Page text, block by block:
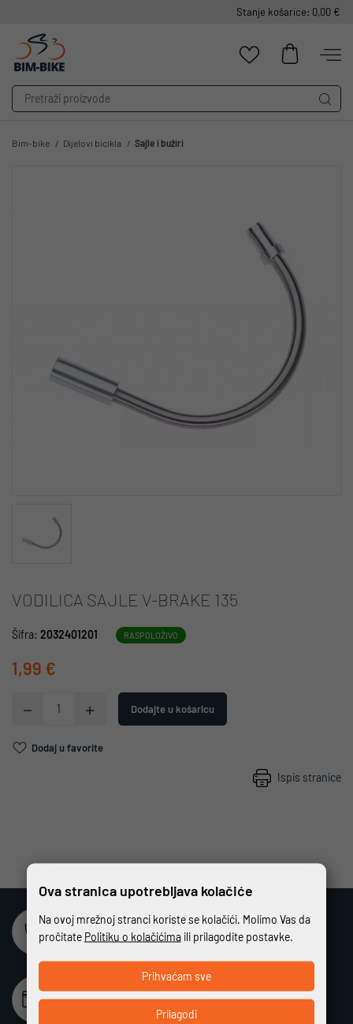
Stanje košarice: 0,00 €
Bim-bike Dijelovi bicikla Sajle i bužiri
VODILICA SAJLE V-BRAKE 135
Šifra: 2032401201 RASPOLOŽIVO
1,99 €
Dodajte u košaricu
Dodaj u favorite
Ispis stranice
Sigurna online kupovina
Potpuno zaštićeno i sigurno plaćanje
Beskamatno plaćanje
Različiti način plaćanja na rate bez kamata
Ova stranica upotrebljava kolačiće
Na ovoj mrežnoj stranci koriste se kolačići. Molimo Vas da
pročitate Politiku o kolačićimaili prilagodite postavke.
Prilagodi
Prihvaćam sve